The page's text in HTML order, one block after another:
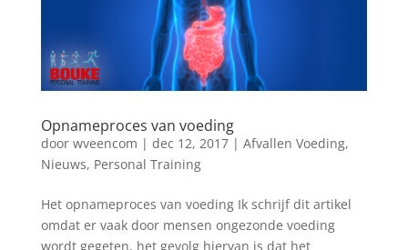
Opnameproces van voeding
door wveencom | dec 12, 2017| Afvallen Voeding,
Nieuws, Personal Training
Het opnameproces van voeding Ik schrijf dit artikel
omdat er vaak door mensen ongezonde voeding
wordt gegeten, het gevolg hiervan is dat het